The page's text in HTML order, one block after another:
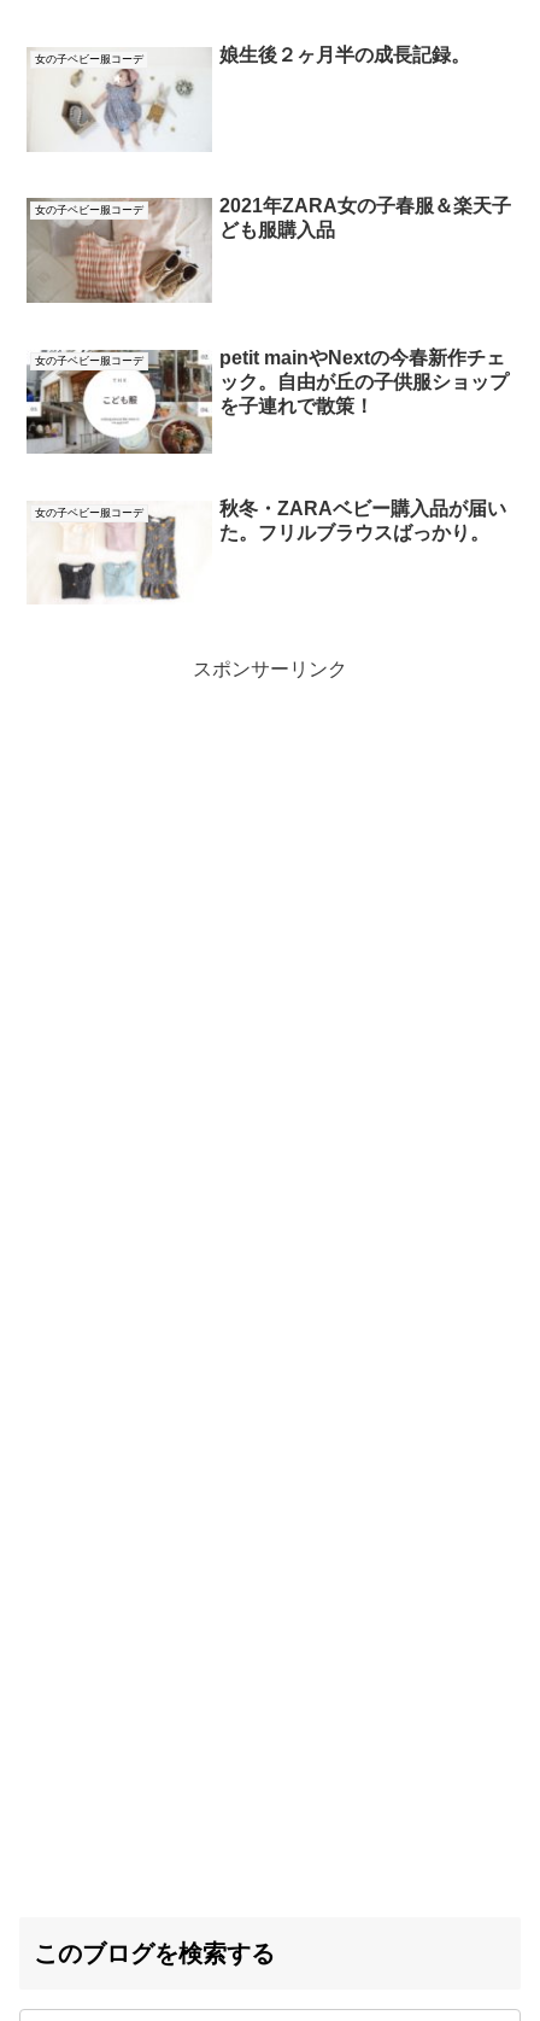
女の子ベビー服コーデ 娘生後２ヶ月半の成長記録。
女の子ベビー服コーデ
2021年ZARA女の子春服＆楽天子
ども服購入品
女の子ベビー服コーデ
petit mainやNextの今春新作チェ
ック。自由が丘の子供服ショップ
を子連れで散策！
女の子ベビー服コーデ
秋冬・ZARAベビー購入品が届い
た。フリルブラウスばっかり。
スポンサーリンク
このブログを検索する